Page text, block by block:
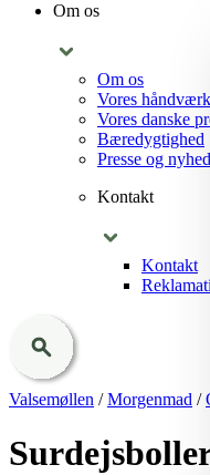
Om os
Om os
Vores håndværk
Vores danske
Bæredygtighed
Presse og
Kontakt
Kontakt
Valsemøllen /Morgenmad /